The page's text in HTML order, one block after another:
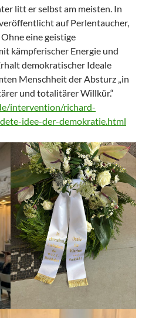
litt er selbst am meisten. In
auf Perlentaucher,
eine geistige
kämpferischer Energie und
demokratischer Ideale
Menschheit der Absturz „in
und totalitärer Willkür.“
intervention/richard-
idee-der-demokratie.html